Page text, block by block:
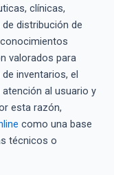
clínicas,
distribución de
valorados para
inventarios, el
al usuario y
esta razón,
como una base
técnicos o